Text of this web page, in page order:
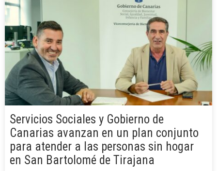
Servicios Sociales y Gobierno de
Canarias avanzan en un plan conjunto
para atender a las personas sin hogar
en San Bartolomé de Tirajana